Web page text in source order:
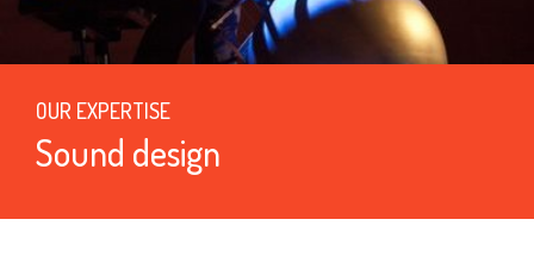
OUR EXPERTISE
Sound design